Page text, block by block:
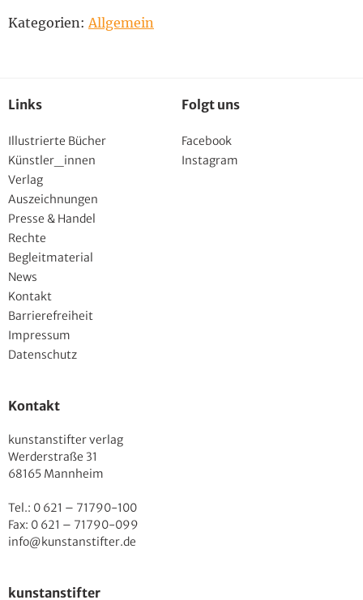
Kategorien: Allgemein
Links
Illustrierte Bücher
Künstler_innen
Verlag
Auszeichnungen
Presse & Handel
Rechte
Begleitmaterial
News
Kontakt
Barrierefreiheit
Impressum
Datenschutz
Folgt uns
Facebook
Instagram
Kontakt
kunstanstifter verlag
Werderstraße 31
68165 Mannheim
Tel.: 0 621 – 71790-100
Fax: 0 621 – 71790-099
info@kunstanstifter.de
kunstanstifter